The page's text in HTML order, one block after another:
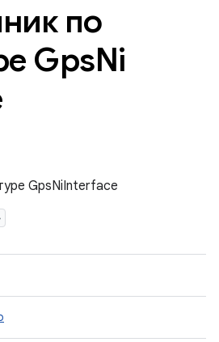
по
GpsNi
GpsNiInterface